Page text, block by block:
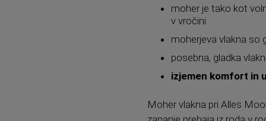
moher je tako kot
v vročini
moherjeva vlakna so
posebna, gladka
izjemen komfort in
Moher vlakna pri Alles